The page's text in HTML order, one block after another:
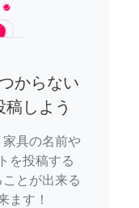
からない
しよう
具の名前や
を投稿する
とが出来る
ます！